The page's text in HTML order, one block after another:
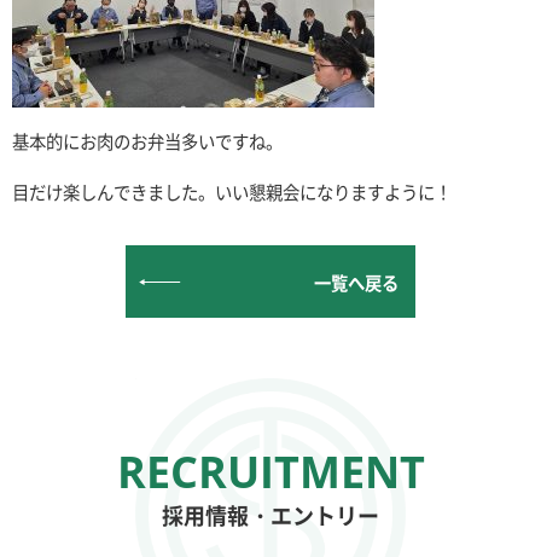
基本的にお肉のお弁当多いですね。
目だけ楽しんできました。いい懇親会になりますように！
一覧へ戻る
採用情報・エントリー